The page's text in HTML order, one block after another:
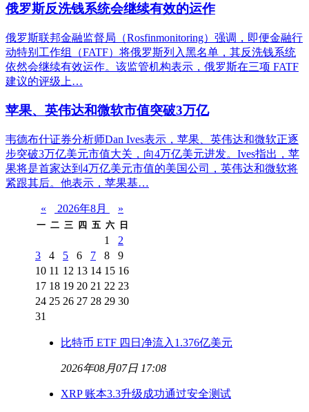
俄罗斯反洗钱系统会继续有效的运作
俄罗斯联邦金融监督局（Rosfinmonitoring）强调，即便金融行
动特别工作组（FATF）将俄罗斯列入黑名单，其反洗钱系统
依然会继续有效运作。该监管机构表示，俄罗斯在三项 FATF
建议的评级上…
苹果、英伟达和微软市值突破3万亿
韦德布什证券分析师Dan Ives表示，苹果、英伟达和微软正逐
步突破3万亿美元市值大关，向4万亿美元进发。Ives指出，苹
果将是首家达到4万亿美元市值的美国公司，英伟达和微软将
紧跟其后。他表示，苹果基…
« 2026年8月 »
一 二 三 四 五 六 日
1
2
3
4 5 6 7 8
9
10 11 12 13 14 15 16
17 18 19 20 21 22 23
24 25 26 27 28 29 30
31
比特币 ETF 四日净流入1.376亿美元
2026年08月07日 17:08
XRP 账本3.3升级成功通过安全测试